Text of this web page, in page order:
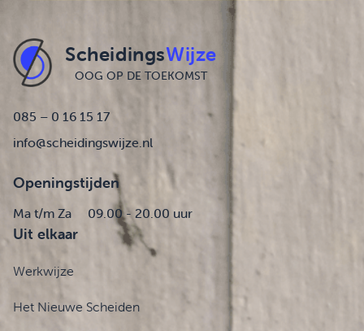
ScheidingsWijze
OOG OP DE TOEKOMST
085 – 0 16 15 17
info@scheidingswijze.nl
Openingstijden
Ma t/m Za 09.00 - 20.00 uur
Uit elkaar
Werkwijze
Het Nieuwe Scheiden